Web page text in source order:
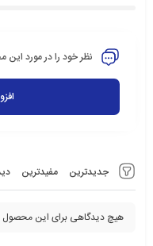
جدیدترین مفیدترین
هیچ دیدگاهی برای این
نظر خود را در مورد